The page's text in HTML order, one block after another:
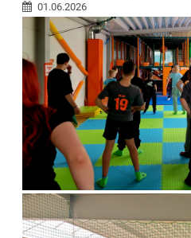
01.06.2026